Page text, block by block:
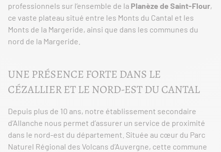
professionnels sur l’ensemble de la Planèze de Saint-Flour,
ce vaste plateau situé entre les Monts du Cantal et les
Monts de la Margeride, ainsi que dans les communes du
nord de la Margeride.
UNE PRÉSENCE FORTE DANS LE
CÉZALLIER ET LE NORD-EST DU CANTAL
Depuis plus de 10 ans, notre établissement secondaire
d’Allanche nous permet d’assurer un service de proximité
dans le nord-est du département. Située au cœur du Parc
Naturel Régional des Volcans d’Auvergne, cette commune